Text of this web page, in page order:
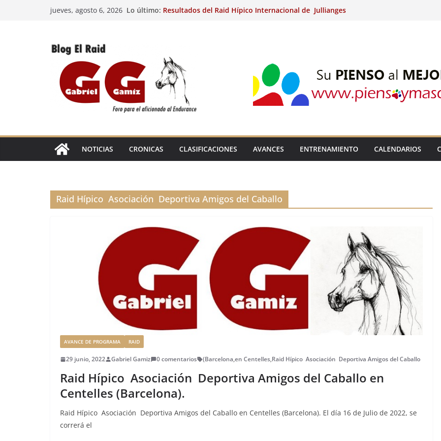
jueves, agosto 6, 2026 Lo último: Resultados del Raid Hípico Internacional de Jullianges
Raid Hípico Eladina Kung (Badajoz).
Resultados del Raid Hípico Internacional de Jullianges
(FRA). 4/8/26.
EL
NOTICIAS CRONICAS CLASIFICACIONES AVANCES ENTRENAMIENTO CALENDARIOS
Raid Hípico Asociación Deportiva Amigos del Caballo
AVANCE DE PROGRAMA RAID
29 junio, 2022 Gabriel Gamiz 0 comentarios (Barcelona,en Centelles,Raid Hípico Asociación Deportiva Amigos del Caballo
Raid Hípico Asociación Deportiva Amigos del Caballo en
Centelles (Barcelona).
Raid Hípico Asociación Deportiva Amigos del Caballo en Centelles (Barcelona). El día 16 de Julio de 2022, se
correrá el